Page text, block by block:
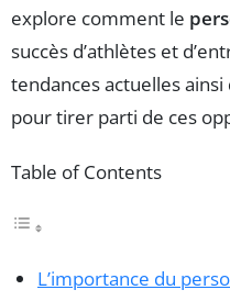
explore comment le
succès d’athlètes et
tendances actuelles
pour tirer parti de ces
Table of Contents
L’importance du